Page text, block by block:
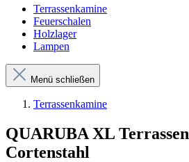
Terrassenkamine
Feuerschalen
Holzlager
Lampen
Menü schließen
Terrassenkamine
QUARUBA XL
Cortenstahl